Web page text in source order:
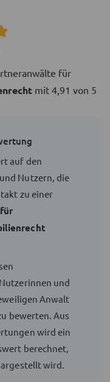
für
mit 4,91 von 5
auf den
Nutzern, die
zu einer
und
Anwalt
bewerten. Aus
wird ein
berechnet,
wird.